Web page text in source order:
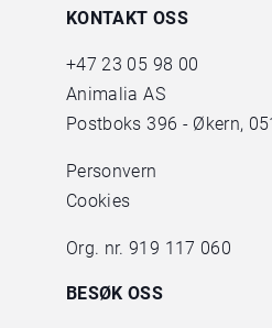
KONTAKT OSS
+47 23 05 98 00
Animalia AS
Postboks 396 - Økern,
Personvern
Cookies
Org. nr. 919 117 060
BESØK OSS